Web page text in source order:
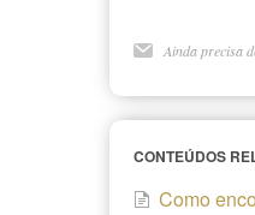
Ainda precisa
CONTEÚDOS
Como